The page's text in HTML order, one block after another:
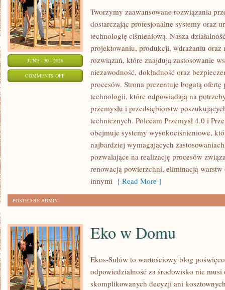
JUNE - 30 - 2026
COMMENTS OFFON
CIEKAWOSTKI
Tworzymy zaawansowane rozwiązania
dostarczając profesjonalne systemy oraz
technologię ciśnieniową. Nasza
projektowaniu, produkcji, wdrażaniu oraz
rozwiązań, które znajdują zastosowanie
niezawodność, dokładność oraz
procesów. Strona prezentuje bogatą ofertę
technologii, które odpowiadają na
przemysłu i przedsiębiorstw
technicznych. Polecam Przemysł 4.0 i
obejmuje systemy wysokociśnieniowe,
najbardziej wymagających
pozwalające na realizację procesów
renowacją powierzchni, eliminacją
innymi [ Read More ]
POSTED BY ADMIN
Eko w Domu
Ekos-Sułów to wartościowy blog
odpowiedzialność za środowisko nie
skomplikowanych decyzji ani